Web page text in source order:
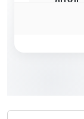
فيه